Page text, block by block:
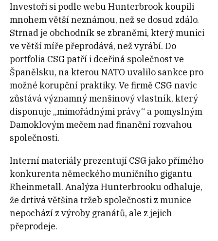
Investoři si podle webu Hunterbrook koupili
mnohem větší neznámou, než se dosud zdálo.
Strnad je obchodník se zbraněmi, který munici
ve větší míře přeprodává, než vyrábí. Do
portfolia CSG patří i dceřiná společnost ve
Španělsku, na kterou NATO uvalilo sankce pro
možné korupční praktiky. Ve firmě CSG navíc
zůstává významný menšinový vlastník, který
disponuje „mimořádnými právy“ a pomyslným
Damoklovým mečem nad finanční rozvahou
společnosti.
Interní materiály prezentují CSG jako přímého
konkurenta německého muničního gigantu
Rheinmetall. Analýza Hunterbrooku odhaluje,
že drtivá většina tržeb společnosti z munice
nepochází z výroby granátů, ale z jejich
přeprodeje.